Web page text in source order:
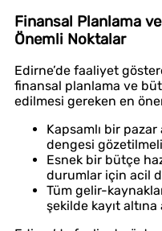
Finansal Planlama
Önemli Noktalar
Edirne’de faaliyet
finansal planlama ve
edilmesi gereken en
Kapsamlı bir
dengesi
Esnek bir bütçe
durumlar için acil
Tüm gelir-
şekilde kayıt altına